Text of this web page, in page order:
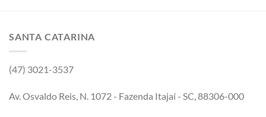
SANTA CATARINA
(47) 3021-3537
Av. Osvaldo Reis, N. 1072 - Fazenda Itajaí - SC, 88306-000